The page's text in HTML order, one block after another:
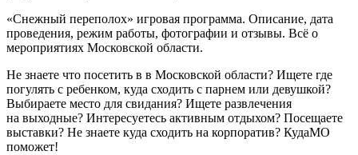
«Снежный переполох» игровая программа. Описание, дата
проведения, режим работы, фотографии и отзывы. Всё о
мероприятиях Московской области.
Не знаете что посетить в в Московской области? Ищете где
погулять с ребенком, куда сходить с парнем или девушкой?
Выбираете место для свидания? Ищете развлечения
на выходные? Интересуетесь активным отдыхом? Посещаете
выставки? Не знаете куда сходить на корпоратив? КудаМО
поможет!